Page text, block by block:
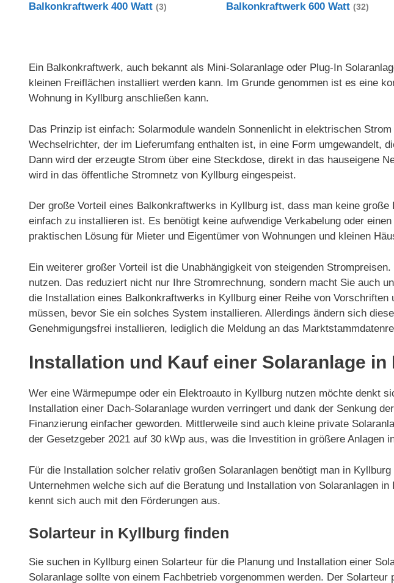
Balkonkraftwerk 400 Watt (3) Balkonkraftwerk 600 Watt(32)
Ein Balkonkraftwerk, auch bekannt als Mini-Solaranlage oder Plug-In
kleinen Freiflächen installiert werden kann. Im Grunde genommen ist es eine
Wohnung in Kyllburg anschließen kann.
Das Prinzip ist einfach: Solarmodule wandeln Sonnenlicht in elektrischen
Wechselrichter, der im Lieferumfang enthalten ist, in eine Form umgewandelt,
Dann wird der erzeugte Strom über eine Steckdose, direkt in das hauseigene
wird in das öffentliche Stromnetz von Kyllburg eingespeist.
Der große Vorteil eines Balkonkraftwerks in Kyllburg ist, dass man keine
einfach zu installieren ist. Es benötigt keine aufwendige Verkabelung oder
praktischen Lösung für Mieter und Eigentümer von Wohnungen und kleinen
Ein weiterer großer Vorteil ist die Unabhängigkeit von steigenden
nutzen. Das reduziert nicht nur Ihre Stromrechnung, sondern macht Sie auch
die Installation eines Balkonkraftwerks in Kyllburg einer Reihe von
müssen, bevor Sie ein solches System installieren. Allerdings ändern sich
Genehmigungsfrei installieren, lediglich die Meldung an das
Installation und Kauf einer Solaranlage in
Wer eine Wärmepumpe oder ein Elektroauto in Kyllburg nutzen möchte denkt
Installation einer Dach-Solaranlage wurden verringert und dank der Senkung
Finanzierung einfacher geworden. Mittlerweile sind auch kleine private
der Gesetzgeber 2021 auf 30 kWp aus, was die Investition in größere Anlagen
Für die Installation solcher relativ großen Solaranlagen benötigt man in
Unternehmen welche sich auf die Beratung und Installation von Solaranlagen
kennt sich auch mit den Förderungen aus.
Solarteur in Kyllburg finden
Sie suchen in Kyllburg einen Solarteur für die Planung und Installation einer
Solaranlage sollte von einem Fachbetrieb vorgenommen werden. Der